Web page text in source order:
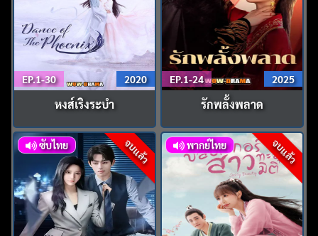
EP.1-30 2020
หงส์เริงระบำ
EP.1-24 2025
รักพลั้งพลาด
จบแล้ว
ซับไทย จบแล้ว
พากย์ไทย